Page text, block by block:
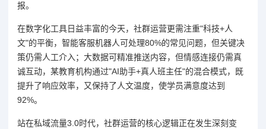
报。
在数字化工具日益丰富的今天，社群运营更需注重"科技+人
文"的平衡，智能客服机器人可处理80%的常见问题，但关键决
策仍需人工介入；大数据可精准推送内容，但情感连接仍需真
诚互动，某教育机构通过"AI助手+真人班主任"的混合模式，既
提升了响应效率，又保持了人文温度，使学员满意度达到
92%。
站在私域流量3.0时代，社群运营的核心逻辑正在发生深刻变